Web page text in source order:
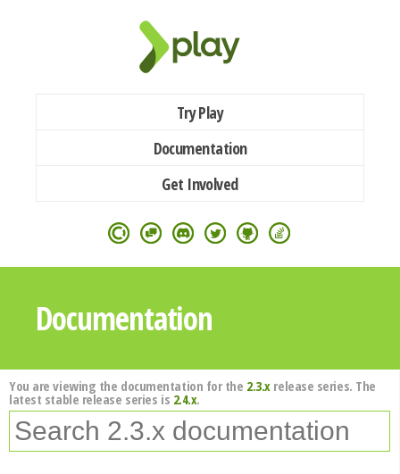
Try Play
Documentation
Get Involved
Documentation
You are viewing the documentation for the 2.3.xrelease series. The
latest stable release series is 2.4.x.